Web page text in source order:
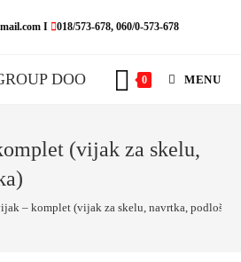
I 018/573-678, 060/0-573-678
DOO 0 MENU
(vijak za skelu,
– komplet (vijak za skelu, navrtka, podloška)